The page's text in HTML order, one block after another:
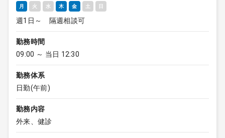
月 火 水 木 金 土 日
週1日～ 隔週相談可
勤務時間
09:00 ～ 当日 12:30
勤務体系
日勤(午前)
勤務内容
外来、健診